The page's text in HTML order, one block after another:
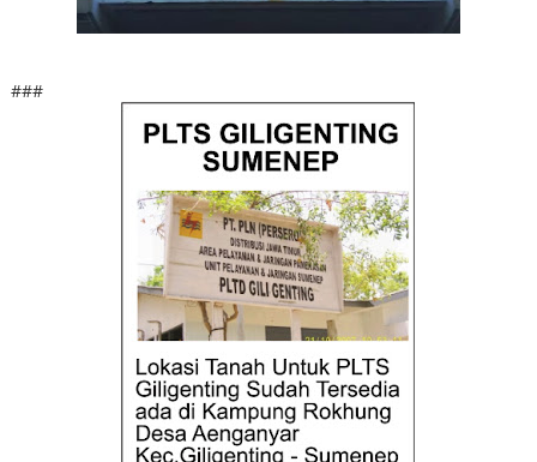
###